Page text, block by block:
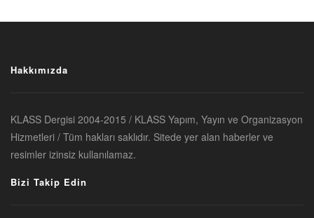
Hakkımızda
KLASS Dergisi 2004-2015 / KLASS Yapım, Yayın ve Organizasyon
Hizmetleri / Tüm hakları saklıdır. Sitede yer alan haberler ve
resimler izinsiz kullanılamaz.
Bizi Takip Edin